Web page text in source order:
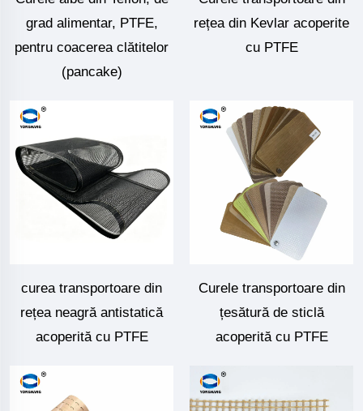
grad alimentar, PTFE,
pentru coacerea clătitelor
(pancake)
rețea din Kevlar acoperite
cu PTFE
curea transportoare din
rețea neagră antistatică
acoperită cu PTFE
Curele transportoare din
țesătură de sticlă
acoperită cu PTFE